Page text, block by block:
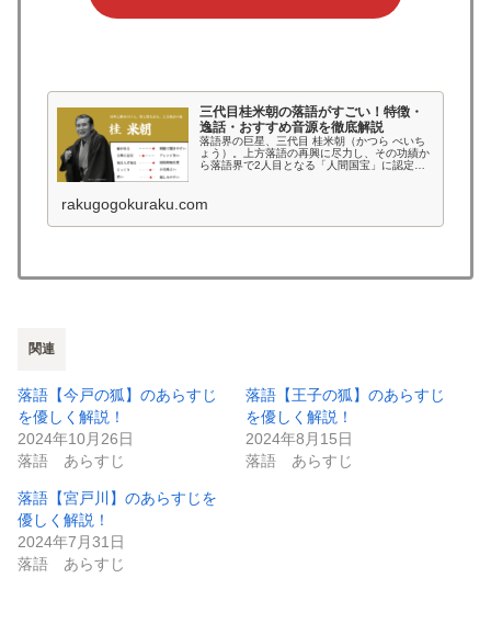
三代目桂米朝の落語がすごい！特徴・
逸話・おすすめ音源を徹底解説
落語界の巨星、三代目 桂米朝（かつら べいち
ょう）。上方落語の再興に尽力し、その功績か
ら落語界で2人目となる「人間国宝」に認定さ
目配りされた高座は、“教養...
rakugogokuraku.com
関連
落語【今戸の狐】のあらすじ
を優しく解説！
2024年10月26日
落語 あらすじ
落語【王子の狐】のあらすじ
を優しく解説！
2024年8月15日
落語 あらすじ
落語【宮戸川】のあらすじを
優しく解説！
2024年7月31日
落語 あらすじ